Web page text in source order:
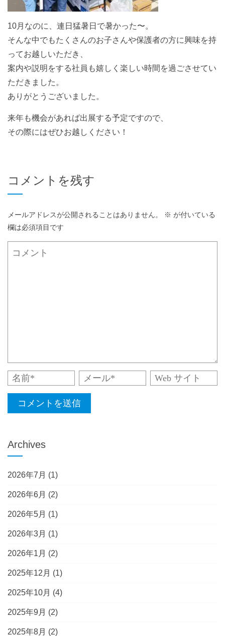
10月なのに、連日猛暑日で暑かった〜。
そんな中でもたくさんのお子さんや保護者の方に興味を持
ってお越しいただき、
案内や説明をする社員も嬉しく楽しい時間を過ごさせてい
ただきました。
ありがとうございました。
来年も機会があれば出展する予定ですので、
その際にはぜひお越しください！
コメントを残す
メールアドレスが公開されることはありません。 ※ が付いている
欄は必須項目です
Archives
2026年7月 (1)
2026年6月 (2)
2026年5月 (1)
2026年3月 (1)
2026年1月 (2)
2025年12月 (1)
2025年10月 (4)
2025年9月 (2)
2025年8月 (2)